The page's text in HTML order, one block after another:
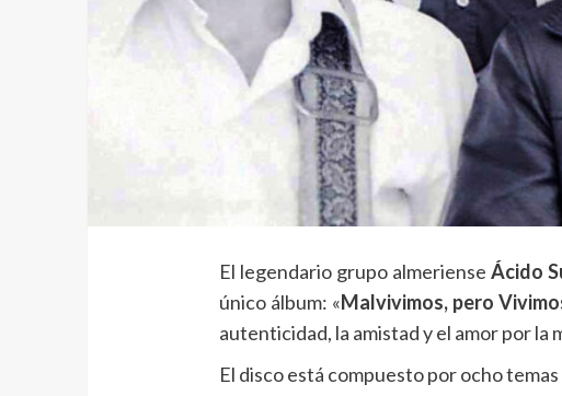
El legendario grupo almeriense Ácido
único álbum: «Malvivimos, pero
autenticidad, la amistad y el amor por la
El disco está compuesto por ocho